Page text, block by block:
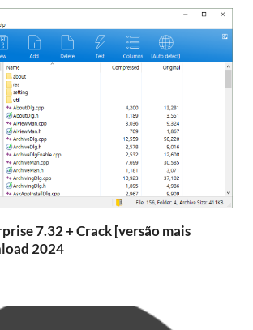
7.32 + Crack [versão mais
2024